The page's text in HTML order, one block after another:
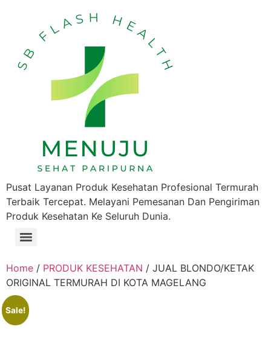
Pusat Layanan Produk Kesehatan Profesional Termurah
Terbaik Tercepat. Melayani Pemesanan Dan Pengiriman
Produk Kesehatan Ke Seluruh Dunia.
Home / PRODUK KESEHATAN / JUAL BLONDO/KETAK
ORIGINAL TERMURAH DI KOTA MAGELANG
Sale!